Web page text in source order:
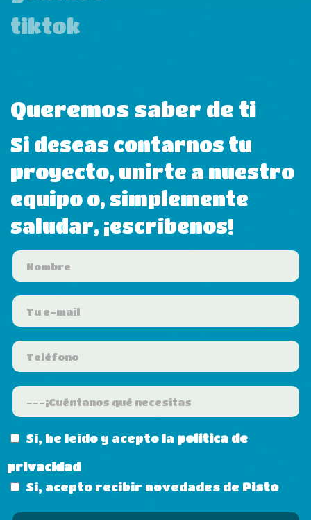
tiktok
Queremos saber de ti
Si deseas contarnos tu
proyecto, unirte a nuestro
equipo o, simplemente
saludar, ¡escríbenos!
Sí, he leído y acepto la política de
privacidad
Sí, acepto recibir novedades de Pisto